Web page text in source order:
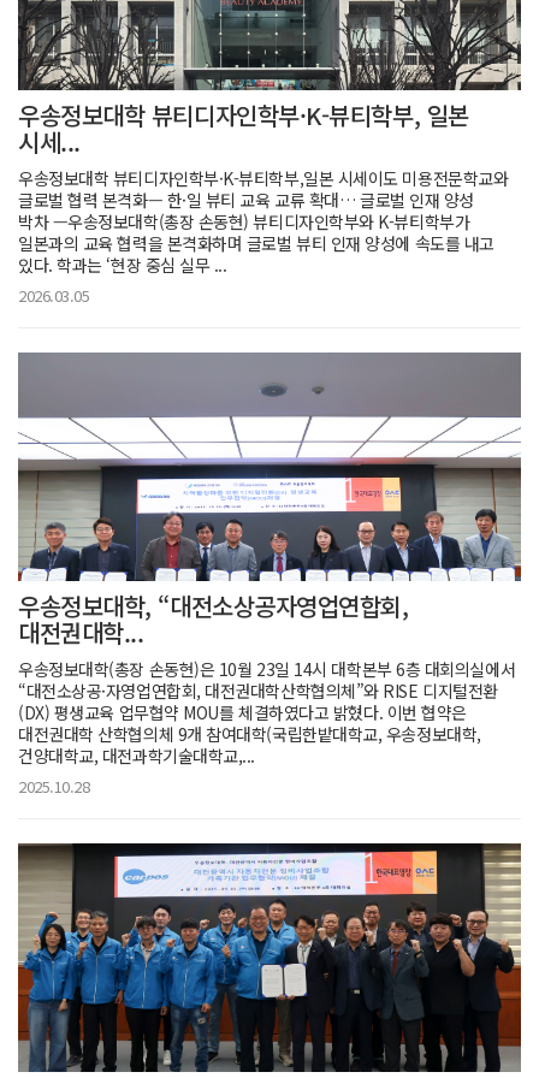
우송정보대학 뷰티디자인학부·K-뷰티학부, 일본
시세...
우송정보대학 뷰티디자인학부·K-뷰티학부,일본 시세이도 미용전문학교와
글로벌 협력 본격화— 한·일 뷰티 교육 교류 확대… 글로벌 인재 양성
박차 —우송정보대학(총장 손동현) 뷰티디자인학부와 K-뷰티학부가
일본과의 교육 협력을 본격화하며 글로벌 뷰티 인재 양성에 속도를 내고
있다. 학과는 ‘현장 중심 실무 ...
2026.03.05
우송정보대학, “대전소상공자영업연합회,
대전권대학...
우송정보대학(총장 손동현)은 10월 23일 14시 대학본부 6층 대회의실에서
“대전소상공·자영업연합회, 대전권대학산학협의체”와 RISE 디지털전환
(DX) 평생교육 업무협약 MOU를 체결하였다고 밝혔다. 이번 협약은
대전권대학 산학협의체 9개 참여대학(국립한밭대학교, 우송정보대학,
건양대학교, 대전과학기술대학교,...
2025.10.28